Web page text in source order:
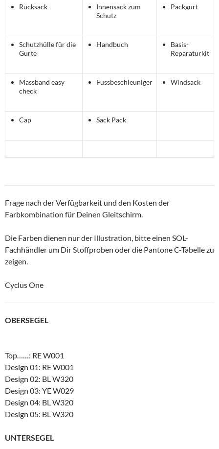
Rucksack
Innensack zum
Schutz
Packgurt
Schutzhülle für die
Gurte
Handbuch
Basis-
Reparaturkit
Massband easy
check
Fussbeschleuniger Windsack
Cap Sack Pack
Frage nach der Verfügbarkeit und den Kosten der
Farbkombination für Deinen Gleitschirm.
Die Farben dienen nur der Illustration, bitte einen SOL-
Fachhändler um Dir Stoffproben oder die Pantone C-Tabelle zu
zeigen.
Cyclus One
OBERSEGEL
Top……: RE W001
Design 01: RE W001
Design 02: BL W320
Design 03: YE W029
Design 04: BL W320
Design 05: BL W320
UNTERSEGEL